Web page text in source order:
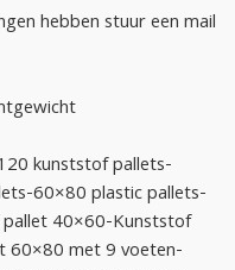
hebben stuur een mail
kunststof pallets-
60×80 plastic pallets-
40×60-Kunststof
60×80 met 9 voeten-